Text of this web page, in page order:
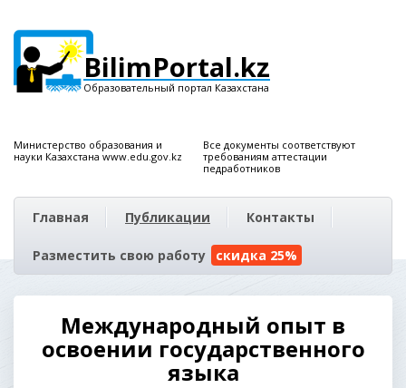
BilimPortal.kz
Образовательный портал Казахстана
Министерство образования и
науки Казахстана www.edu.gov.kz
Все документы соответствуют
требованиям аттестации
педработников
Главная Публикации Контакты
Разместить свою работу скидка 25%
Международный опыт в
освоении государственного
языка